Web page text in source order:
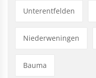
Unterentfelden
Niederweningen
Bauma